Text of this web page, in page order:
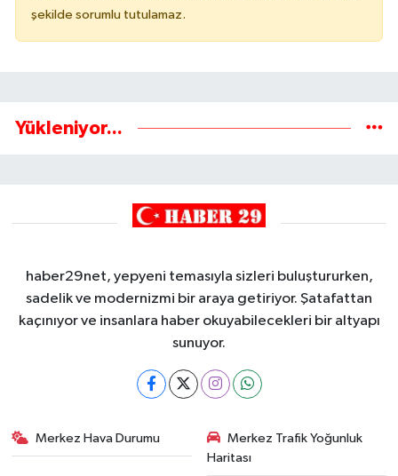
şekilde sorumlu tutulamaz.
Yükleniyor...
haber29net, yepyeni temasıyla sizleri buluştururken,
sadelik ve modernizmi bir araya getiriyor. Şatafattan
kaçınıyor ve insanlara haber okuyabilecekleri bir altyapı
sunuyor.
Merkez Hava Durumu
Merkez Trafik Yoğunluk
Haritası